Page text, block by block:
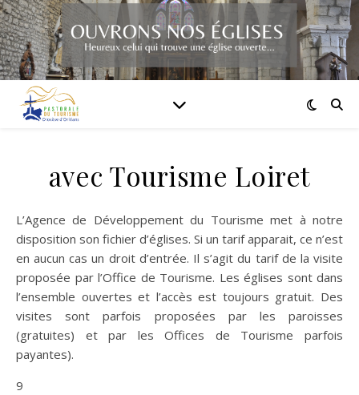
avec Tourisme Loiret
L’Agence de Développement du Tourisme met à notre
disposition son fichier d’églises. Si un tarif apparait, ce n’est
en aucun cas un droit d’entrée. Il s’agit du tarif de la visite
proposée par l’Office de Tourisme. Les églises sont dans
l’ensemble ouvertes et l’accès est toujours gratuit. Des
visites sont parfois proposées par les paroisses
(gratuites) et par les Offices de Tourisme parfois
payantes).
9